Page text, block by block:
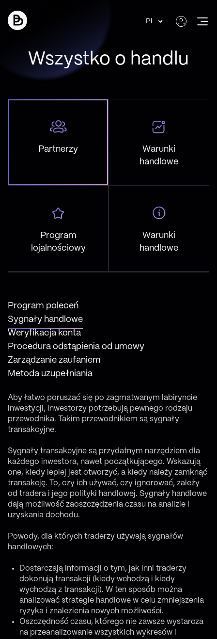
Pl
Wszystko o handlu
Partnerzy
Warunki
handlowe
Program
lojalnościowy
Warunki
handlowe
Program poleceń
Sygnały handlowe
Weryfikacja konta
Procedura odstąpienia od umowy
Zarządzanie zaufaniem
Metoda uzupełniania
Aby łatwo poruszać się po zagmatwanym labiryncie
inwestycji, inwestorzy potrzebują pewnego rodzaju
przewodnika. Takim przewodnikiem są sygnały
transakcyjne.
Sygnały transakcyjne są przydatnym narzędziem dla
każdego inwestora, nawet początkującego. Wskazują
one, kiedy lepiej jest otworzyć, a kiedy należy zamknąć
transakcję. To, czy ich używać, czy ignorować, zależy
od tradera i jego polityki handlowej. Sygnały handlowe
dają możliwość zaoszczędzenia czasu na analizie i
uzyskania dochodu.
Powody, dla których traderzy używają sygnałów
handlowych:
Dostarczają informacji o tym, jak inni traderzy
dokonują transakcji (kiedy wchodzą i kiedy
wychodzą z transakcji). W ten sposób można
analizować strategie handlowe w celu zmniejszenia
ryzyka i znalezienia nowych możliwości.
Oszczędność czasu, którego nie zawsze wystarcza
na przeanalizowanie wszystkich wykresów i